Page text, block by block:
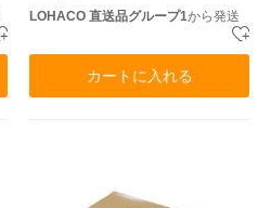
LOHACO 直送品グループ1から発送
カートに入れる